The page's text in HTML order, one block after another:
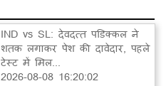
IND vs SL: देवदत्त पडिक्कल ने
शतक लगाकर पेश की दावेदार, पहले
टेस्ट में मिल...
2026-08-08 16:20:02